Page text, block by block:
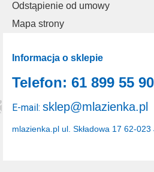
Odstąpienie od umowy
Mapa strony
Informacja o sklepie
mlazienka.pl ul. Składowa 17 62-023
Telefon: 61 899 55 90
E-mail: sklep@mlazienka.pl